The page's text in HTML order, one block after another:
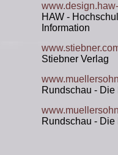
HAW -
Information
Stiebner Verlag
Rundschau -
Rundschau -